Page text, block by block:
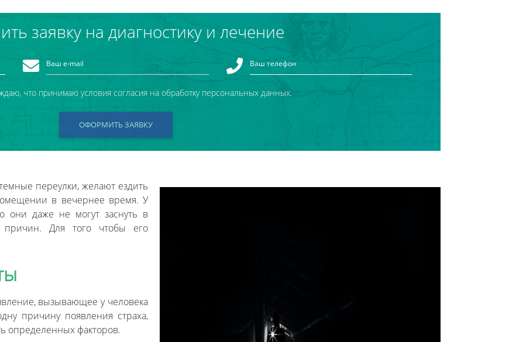
заявку на диагностику и лечение
что принимаю условия согласия на обработку персональных данных.
ОФОРМИТЬ ЗАЯВКУ
переулки, желают ездить
в вечернее время. У
они даже не могут заснуть в
причин. Для того чтобы его
вызывающее у человека
причину появления страха,
определенных факторов.